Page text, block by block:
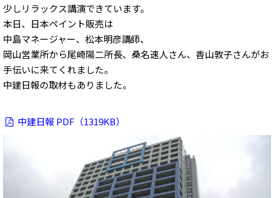
少しリラックス講演できています。
本日、日本ペイント販売は
中島マネージャー、松本明彦講師、
岡山営業所から尾崎陽二所長、桑名速人さん、香山敦子さんがお
手伝いに来てくれました。
中建日報の取材もありました。
中建日報 PDF（1319KB）